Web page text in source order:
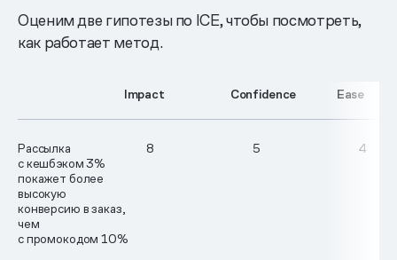
Оценим две гипотезы по ICE, чтобы посмотреть,
как работает метод.
Impact Confidence Ease
Рассылка
с кешбэком 3%
покажет более
высокую
конверсию в заказ,
чем
с промокодом 10%
8 5 4